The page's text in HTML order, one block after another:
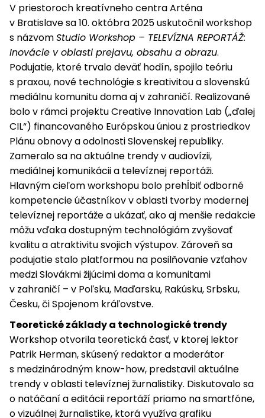
V priestoroch kreatívneho centra Arténa
v Bratislave sa 10. októbra 2025 uskutočnil workshop
s názvomStudio Workshop – TELEVÍZNA REPORTÁŽ:
Inovácie v oblasti prejavu, obsahu a obrazu.
Podujatie, ktoré trvalo deväť hodín, spojilo teóriu
s praxou, nové technológie s kreativitou a slovenskú
mediálnu komunitu doma aj v zahraničí. Realizované
bolo v rámci projektu Creative Innovation Lab („ďalej
CIL“) financovaného Európskou úniou z prostriedkov
Plánu obnovy a odolnosti Slovenskej republiky.
Zameralo sa na aktuálne trendy v audiovízii,
mediálnej komunikácii a televíznej reportáži.
Hlavným cieľom workshopu bolo prehĺbiť odborné
kompetencie účastníkov v oblasti tvorby modernej
televíznej reportáže a ukázať, ako aj menšie redakcie
môžu vďaka dostupným technológiám zvyšovať
kvalitu a atraktivitu svojich výstupov. Zároveň sa
podujatie stalo platformou na posilňovanie vzťahov
medzi Slovákmi žijúcimi doma a komunitami
v zahraničí – v Poľsku, Maďarsku, Rakúsku, Srbsku,
Česku, či Spojenom kráľovstve.
Teoretické základy a technologické trendy
Workshop otvorila teoretická časť, v ktorej lektor
Patrik Herman, skúsený redaktor a moderátor
s medzinárodným know-how, predstavil aktuálne
trendy v oblasti televíznej žurnalistiky. Diskutovalo sa
o natáčaní a editácii reportáží priamo na smartfóne,
o vizuálnej žurnalistike, ktorá využíva grafiku